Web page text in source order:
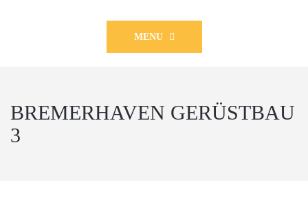
MENU
BREMERHAVEN GERÜSTBAU
3